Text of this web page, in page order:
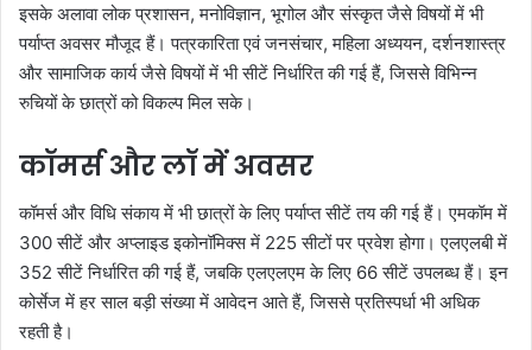
इसके अलावा लोक प्रशासन, मनोविज्ञान, भूगोल और संस्कृत जैसे विषयों में भी
पर्याप्त अवसर मौजूद हैं। पत्रकारिता एवं जनसंचार, महिला अध्ययन, दर्शनशास्त्र
और सामाजिक कार्य जैसे विषयों में भी सीटें निर्धारित की गई हैं, जिससे विभिन्न
रुचियों के छात्रों को विकल्प मिल सके।
कॉमर्स और लॉ में अवसर
कॉमर्स और विधि संकाय में भी छात्रों के लिए पर्याप्त सीटें तय की गई हैं। एमकॉम में
300 सीटें और अप्लाइड इकोनॉमिक्स में 225 सीटों पर प्रवेश होगा। एलएलबी में
352 सीटें निर्धारित की गई हैं, जबकि एलएलएम के लिए 66 सीटें उपलब्ध हैं। इन
कोर्सेज में हर साल बड़ी संख्या में आवेदन आते हैं, जिससे प्रतिस्पर्धा भी अधिक
रहती है।